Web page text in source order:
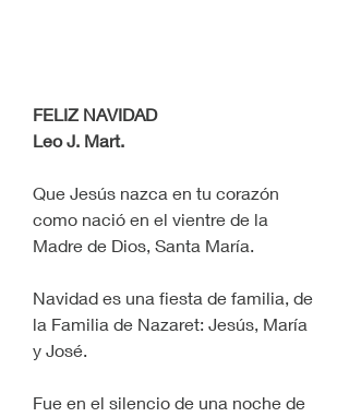
FELIZ NAVIDAD
Leo J. Mart.
Que Jesús nazca en tu corazón
como nació en el vientre de la
Madre de Dios, Santa María.
Navidad es una fiesta de familia, de
la Familia de Nazaret: Jesús, María
y José.
Fue en el silencio de una noche de